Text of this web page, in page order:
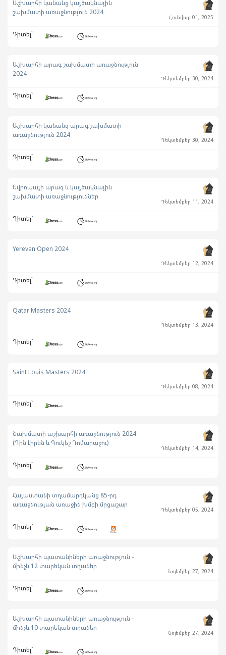
Աշխարհի կանանց կայծակնային
շախմատի առաջնություն 2024
Հունվար 01, 2025
Դիտել`
Աշխարհի արագ շախմատի առաջնություն
2024
Դեկտեմբեր 30, 2024
Դիտել`
Աշխարհի կանանց արագ շախմատի
առաջնություն 2024
Դեկտեմբեր 30, 2024
Դիտել`
Եվրոպայի արագ և կայծակնային
շախմատի առաջնություններ
Դեկտեմբեր 11, 2024
Դիտել`
Yerevan Open 2024
Դեկտեմբեր 12, 2024
Դիտել`
Qatar Masters 2024
Դեկտեմբեր 13, 2024
Դիտել`
Saint Louis Masters 2024
Դեկտեմբեր 08, 2024
Դիտել`
Շախմատի աշխարհի առաջնություն 2024
(Դին Լիրեն և Գուկեշ Դոմարաջու)
Դեկտեմբեր 14, 2024
Դիտել`
Հայաստանի տղամարդկանց 85-րդ
առաջնության առաջին խմբի մրցաշար
Դեկտեմբեր 05, 2024
Դիտել`
Աշխարհի պատանիների առաջնություն -
մինչև 12 տարեկան տղաներ
Նոյեմբեր 27, 2024
Դիտել`
Աշխարհի պատանիների առաջնություն -
մինչև 10 տարեկան տղաներ
Նոյեմբեր 27, 2024
Դիտել`